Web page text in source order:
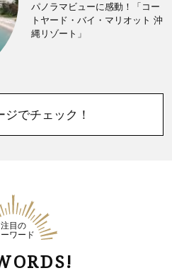
パノラマビューに感動！「コー
トヤード・バイ・マリオット 沖
縄リゾート」
ジでチェック！
注目の
ワード